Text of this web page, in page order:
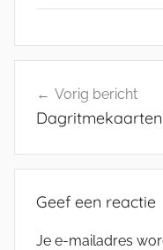
navigatie
Vorig bericht
Geef een reactie
Je e-mailadres